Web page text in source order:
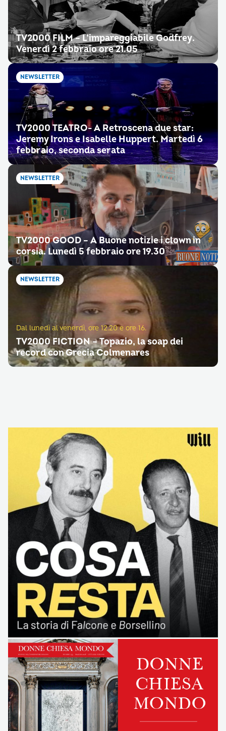
TV2000 FILM – L’impareggiabile Godfrey.
Venerdì 2 febbraio ore 21.05
NEWSLETTER
TV2000 TEATRO- A Retroscena due star:
Jeremy Irons e Isabelle Huppert. Martedì 6
febbraio, seconda serata
NEWSLETTER
TV2000 GOOD – A Buone notizie i clown in
corsia. Lunedì 5 febbraio ore 19.30
NEWSLETTER
Dal lunedì al venerdì, ore 12.20 e ore 16.
TV2000 FICTION – Topazio, la soap dei
record con Grecia Colmenares